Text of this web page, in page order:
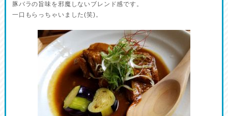
豚バラの旨味を邪魔しないブレンド感です。
一口もらっちゃいました(笑)。